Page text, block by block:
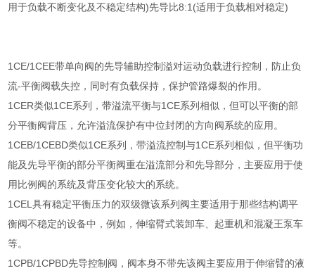
用于负载不断变化及不稳定结构)先导比8:1(适用于负载相对稳定)
1CE/1CEE带单向阀的先导辅助控制溢对运动负载进行控制，防止负
流-平衡阀载失控，同时有负载保持，保护管路爆裂的作用。
1CER类似1CE系列，带溢流平衡与1CE系列相似，但可以平衡的部
分平衡阀背压，允许溢流保护有中位封闭的方向阀系统的应用。
1CEB/1CEBD类似1CE系列，带溢流控制与1CE系列相似，但平衡功
能及先导平衡的部分平衡阀重在溢流部分和先导部分，主要应用于使
用比例阀的系统及背压变化较大的系统。
1CEL具有稳定平衡压力的双级微该系列阀主要适用于那些结构调平
衡阀不稳定的设备中，例如，伸缩臂式装卸车、起重机和混凝王泵车
等。
1CPB/1CPBD先导控制阀，阀本身不带先该阀主要应用于伸缩臂的液